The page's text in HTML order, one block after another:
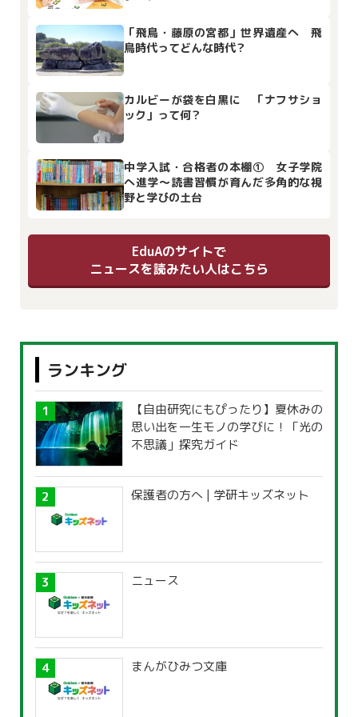
「飛鳥・藤原の宮都」世界遺産へ 飛
鳥時代ってどんな時代？
カルビーが袋を白黒に 「ナフサショ
ック」って何？
中学入試・合格者の本棚① 女子学院
へ進学～読書習慣が育んだ多角的な視
野と学びの土台
EduAのサイトで
ニュースを読みたい人はこちら
ランキング
【自由研究にもぴったり】夏休みの
思い出を一生モノの学びに！「光の
不思議」探究ガイド
保護者の方へ | 学研キッズネット
ニュース
まんがひみつ文庫